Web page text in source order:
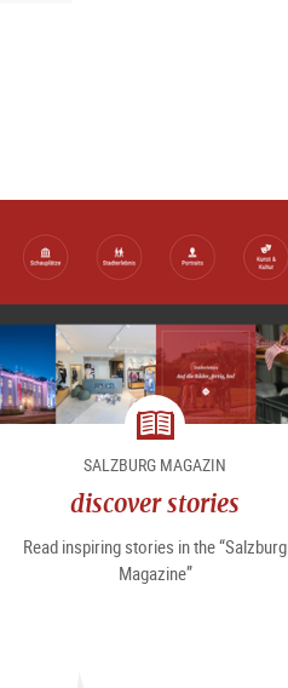
magazine
SALZBURG MAGAZIN
discover stories
Read inspiring stories in the “Salzburg
Magazine”